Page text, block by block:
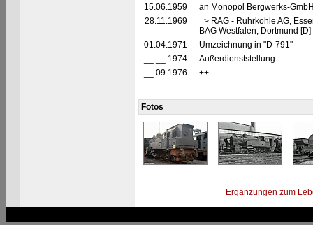
15.06.1959
an Monopol Bergwerks-
28.11.1969
=> RAG - Ruhrkohle AG,
BAG Westfalen, Dortmund
01.04.1971
Umzeichnung in "D-791"
__.__.1974
Außerdienststellung
__.09.1976
++
Fotos
Ergänzungen zum